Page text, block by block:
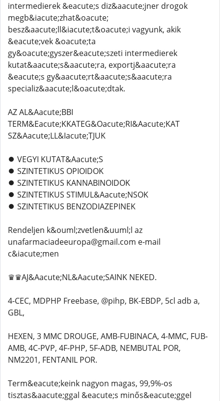
intermedierek &eacute;s diz&aacute;jner drogok
megb&iacute;zhat&oacute;
besz&aacute;ll&iacute;t&oacute;i vagyunk, akik
&eacute;vek &oacute;ta
gy&oacute;gyszer&eacute;szeti intermedierek
kutat&aacute;s&aacute;ra, exportj&aacute;ra
&eacute;s gy&aacute;rt&aacute;s&aacute;ra
specializ&aacute;l&oacute;dtak.
AZ AL&Aacute;BBI
TERM&Eacute;KKATEG&Oacute;RI&Aacute;KAT
SZ&Aacute;LL&Iacute;TJUK
⏺️ VEGYI KUTAT&Aacute;S
⏺️ SZINTETIKUS OPIOIDOK
⏺️ SZINTETIKUS KANNABINOIDOK
⏺️ SZINTETIKUS STIMUL&Aacute;NSOK
⏺️ SZINTETIKUS BENZODIAZEPINEK
Rendeljen k&ouml;zvetlen&uuml;l az
unafarmaciadeeuropa@gmail.com e-mail
c&iacute;men
♛♛AJ&Aacute;NL&Aacute;SAINK NEKED.
4-CEC, MDPHP Freebase, @pihp, BK-EBDP, 5cl adb a,
GBL,
HEXEN, 3 MMC DROUGE, AMB-FUBINACA, 4-MMC, FUB-
AMB, 4C-PVP, 4F-PHP, 5F-ADB, NEMBUTAL POR,
NM2201, FENTANIL POR.
Term&eacute;keink nagyon magas, 99,9%-os
tisztas&aacute;ggal &eacute;s minős&eacute;ggel